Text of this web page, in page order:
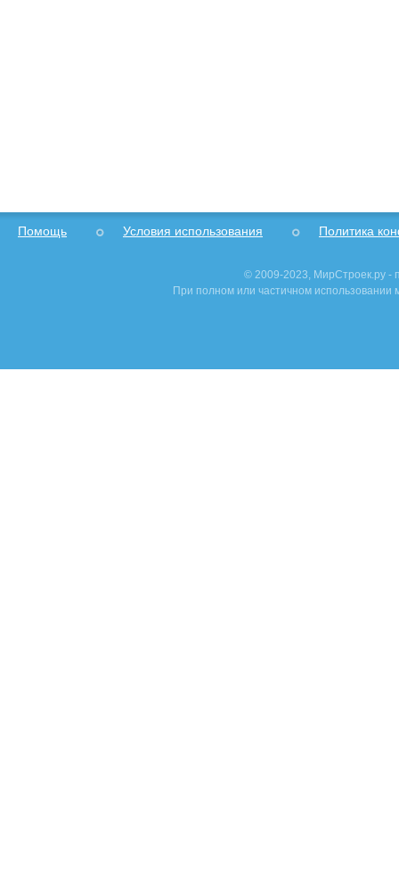
Помощь Условия использования Политика
© 2009-2023, МирСтроек.ру -
При полном или частичном использовании